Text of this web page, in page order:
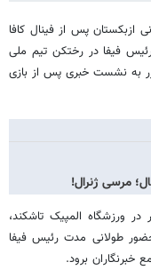
ازبکستان پس از فینال کافا
فیفا در رختکن تیم ملی
به نشست خبری پس از بازی
در ورزشگاه المپیک تاشکند،
طولانی مدت رئیس فیفا
خبرنگاران برود.